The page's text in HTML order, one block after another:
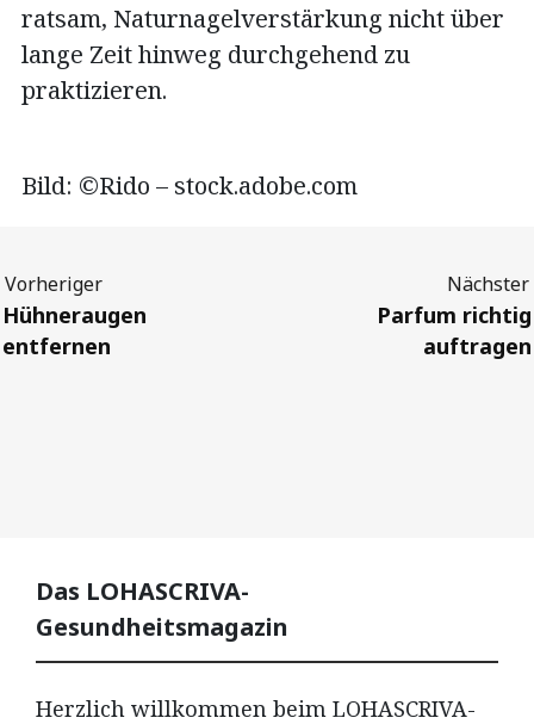
ratsam, Naturnagelverstärkung nicht über
lange Zeit hinweg durchgehend zu
praktizieren.
Bild: ©Rido – stock.adobe.com
Previous
Hühneraugen
entfernen
Next
Parfum richtig
auftragen
Das LOHASCRIVA-
Gesundheitsmagazin
Herzlich willkommen beim LOHASCRIVA-